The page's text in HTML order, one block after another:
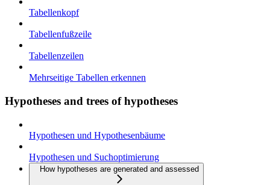
Tabellenkopf
Tabellenfußzeile
Tabellenzeilen
Mehrseitige Tabellen erkennen
Hypotheses and trees of hypotheses
Hypothesen und Hypothesenbäume
Hypothesen und Suchoptimierung
How hypotheses are generated and assessed